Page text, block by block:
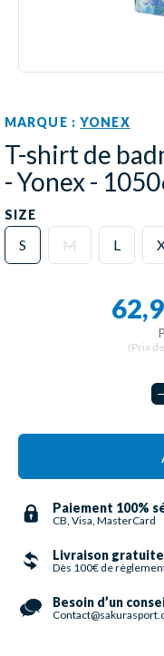
MARQUE :YONEX
T-shirt de
- Yonex -
SIZE
S M L
(Prix
Paiement 100%
CB, Visa, MasterCard
Livraison gratuite
Dès 100€ de
Besoin d’un